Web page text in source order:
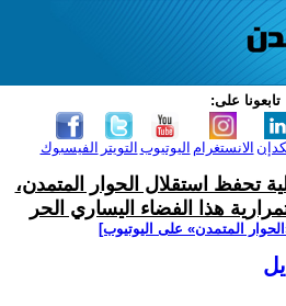
تابعونا على:
الفيسبوك التويتر اليوتيوب الانستغرام
تحفظ استقلال الحوار المتمدن،
هذا الفضاء اليساري الحر
المتمدن» على اليوتيوب]